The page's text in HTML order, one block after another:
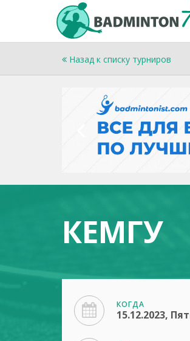
Назад к списку турниров
КЕМГУ
КОГДА
15.12.2023,